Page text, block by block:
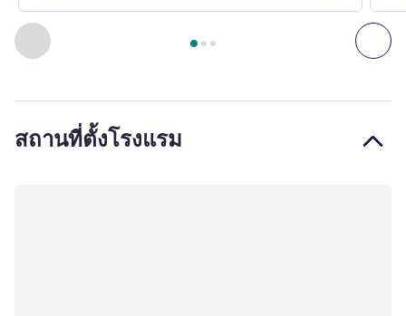
ก่อนหน้า - ห้องพัก ถั
หน้า1 , ห้องพัก 1 : Tandem Room for 2 travelers
สถานที่ตั้งโรงแรม